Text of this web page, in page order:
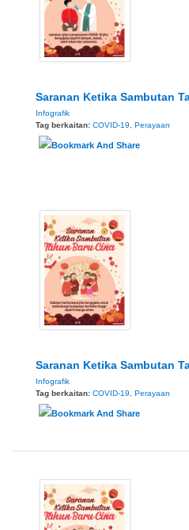
Saranan Ketika Sambutan
Infografik
Tag berkaitan: COVID-19, Perayaan
Saranan Ketika Sambutan
Infografik
Tag berkaitan: COVID-19, Perayaan